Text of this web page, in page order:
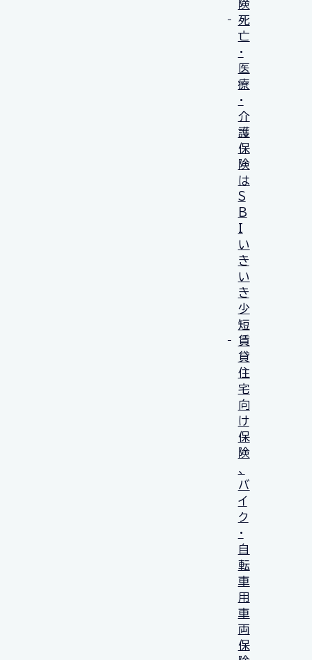
険
死
亡
・
医
療
・
介
護
保
険
は
S
B
I
い
き
い
き
少
短
賃
貸
住
宅
向
け
保
険
、
バ
イ
ク
・
自
転
車
用
車
両
保